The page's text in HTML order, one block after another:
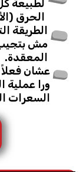
الحرق
الطريقة
مش بتجيب
المعقدة.
عشان فعلاً
ورا
السعرات